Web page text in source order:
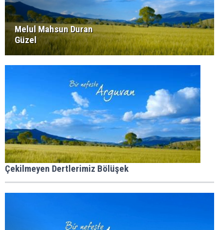
Melul Mahsun Duran
Güzel
Çekilmeyen Dertlerimiz Bölüşek